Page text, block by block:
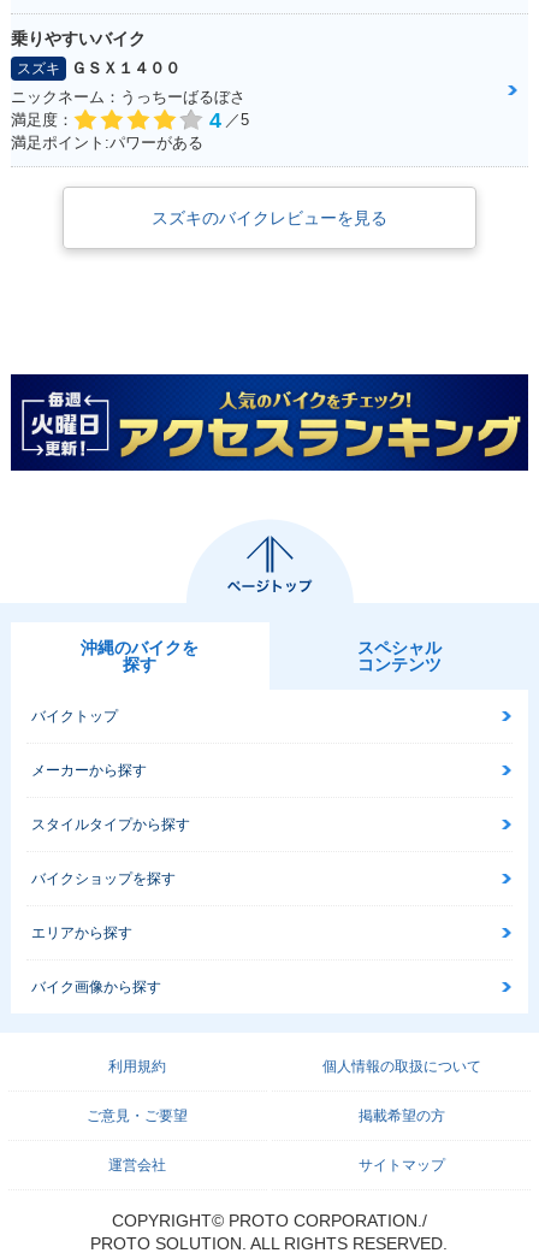
2005年 Let's 4G・
追加
2005年 Let's 4
乗りやすいバイク
スズキ
ＧＳＸ１４００
ニックネーム：うっちーばるぼさ
満足度：
4 ／5
満足ポイント:パワーがある
スズキのバイクレビューを見る
沖縄のバイクを
探す
スペシャル
コンテンツ
バイクトップ
メーカーから探す
スタイルタイプから探す
バイクショップを探す
エリアから探す
バイク画像から探す
利用規約 個人情報の取扱について
ご意見・ご要望 掲載希望の方
運営会社 サイトマップ
COPYRIGHT© PROTO CORPORATION./
PROTO SOLUTION. ALL RIGHTS RESERVED.